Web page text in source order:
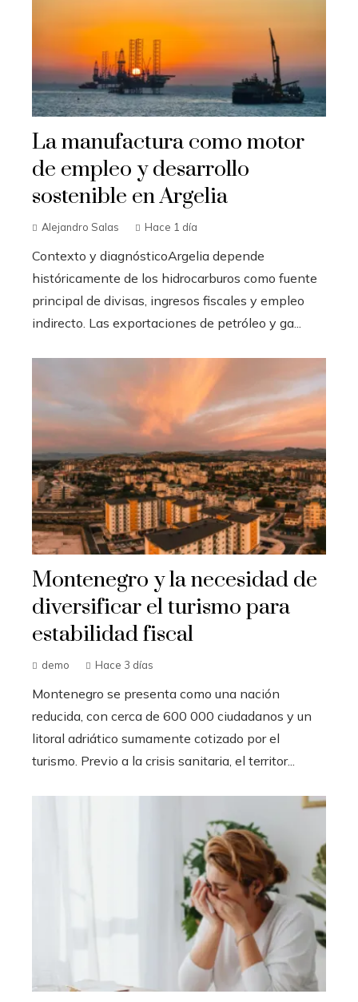
La manufactura como motor
de empleo y desarrollo
sostenible en Argelia
Alejandro Salas Hace 1 día
Contexto y diagnósticoArgelia depende
históricamente de los hidrocarburos como fuente
principal de divisas, ingresos fiscales y empleo
indirecto. Las exportaciones de petróleo y ga...
Montenegro y la necesidad de
diversificar el turismo para
estabilidad fiscal
demo Hace 3 días
Montenegro se presenta como una nación
reducida, con cerca de 600 000 ciudadanos y un
litoral adriático sumamente cotizado por el
turismo. Previo a la crisis sanitaria, el territor...